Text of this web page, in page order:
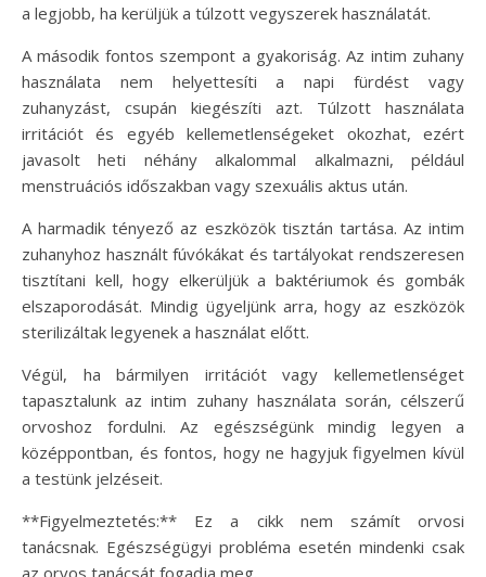
a legjobb, ha kerüljük a túlzott vegyszerek használatát.
A második fontos szempont a gyakoriság. Az intim zuhany
használata nem helyettesíti a napi fürdést vagy
zuhanyzást, csupán kiegészíti azt. Túlzott használata
irritációt és egyéb kellemetlenségeket okozhat, ezért
javasolt heti néhány alkalommal alkalmazni, például
menstruációs időszakban vagy szexuális aktus után.
A harmadik tényező az eszközök tisztán tartása. Az intim
zuhanyhoz használt fúvókákat és tartályokat rendszeresen
tisztítani kell, hogy elkerüljük a baktériumok és gombák
elszaporodását. Mindig ügyeljünk arra, hogy az eszközök
sterilizáltak legyenek a használat előtt.
Végül, ha bármilyen irritációt vagy kellemetlenséget
tapasztalunk az intim zuhany használata során, célszerű
orvoshoz fordulni. Az egészségünk mindig legyen a
középpontban, és fontos, hogy ne hagyjuk figyelmen kívül
a testünk jelzéseit.
**Figyelmeztetés:** Ez a cikk nem számít orvosi
tanácsnak. Egészségügyi probléma esetén mindenki csak
az orvos tanácsát fogadja meg.